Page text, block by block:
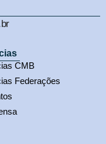
CMB
Federações